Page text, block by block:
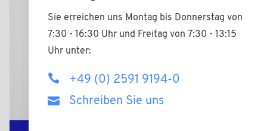
Sie erreichen uns Montag bis Donnerstag von
7:30 - 16:30 Uhr und Freitag von 7:30 - 13:15
Uhr unter:
+49 (0) 2591 9194-0
Schreiben Sie uns